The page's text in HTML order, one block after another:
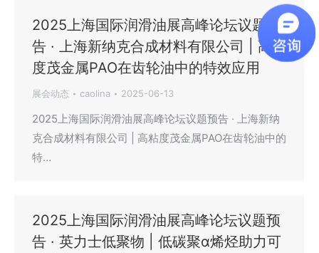
2025上海国际润滑油展高峰论坛议题预
告 · 上海新纳克合成材料有限公司 | 高粘
度茂金属PAO在齿轮油中的特效应用
展会动态 caolina 2025-06-13
2025上海国际润滑油展高峰论坛议题预告 · 上海新纳
克合成材料有限公司 | 高粘度茂金属PAO在齿轮油中的
特…
2025上海国际润滑油展高峰论坛议题预
告 · 英力士低聚物 | 低碳聚α烯烃助力可